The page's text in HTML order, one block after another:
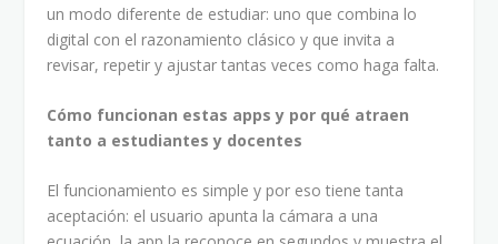
un modo diferente de estudiar: uno que combina lo
digital con el razonamiento clásico y que invita a
revisar, repetir y ajustar tantas veces como haga falta.
Cómo funcionan estas apps y por qué atraen
tanto a estudiantes y docentes
El funcionamiento es simple y por eso tiene tanta
aceptación: el usuario apunta la cámara a una